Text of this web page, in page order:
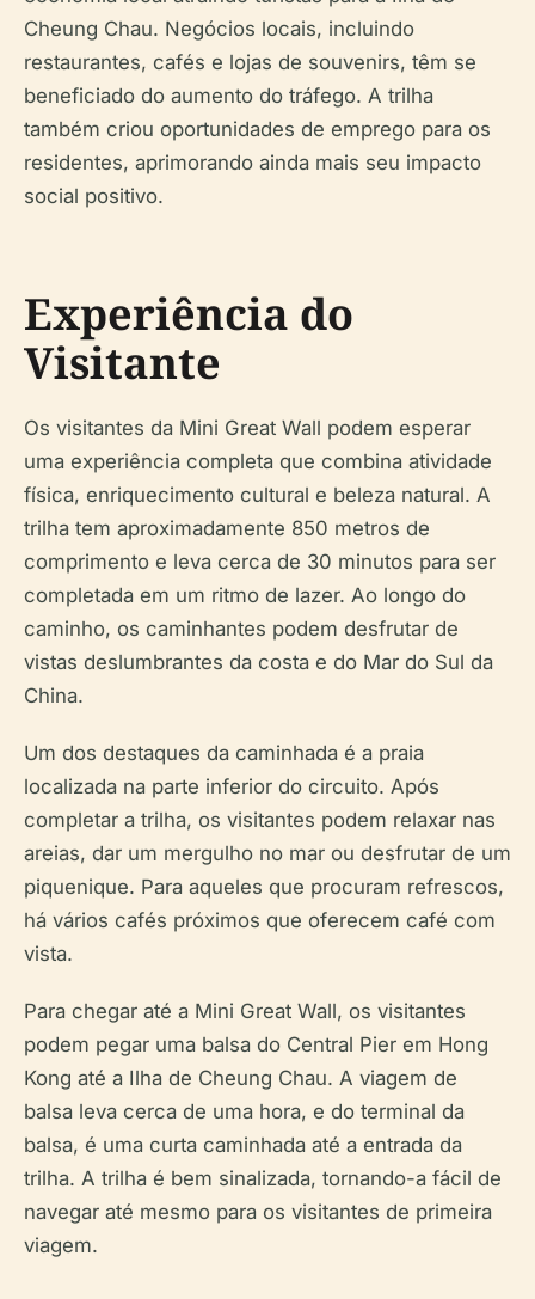
Cheung Chau. Negócios locais, incluindo
restaurantes, cafés e lojas de souvenirs, têm se
beneficiado do aumento do tráfego. A trilha
também criou oportunidades de emprego para os
residentes, aprimorando ainda mais seu impacto
social positivo.
Experiência do
Visitante
Os visitantes da Mini Great Wall podem esperar
uma experiência completa que combina atividade
física, enriquecimento cultural e beleza natural. A
trilha tem aproximadamente 850 metros de
comprimento e leva cerca de 30 minutos para ser
completada em um ritmo de lazer. Ao longo do
caminho, os caminhantes podem desfrutar de
vistas deslumbrantes da costa e do Mar do Sul da
China.
Um dos destaques da caminhada é a praia
localizada na parte inferior do circuito. Após
completar a trilha, os visitantes podem relaxar nas
areias, dar um mergulho no mar ou desfrutar de um
piquenique. Para aqueles que procuram refrescos,
há vários cafés próximos que oferecem café com
vista.
Para chegar até a Mini Great Wall, os visitantes
podem pegar uma balsa do Central Pier em Hong
Kong até a Ilha de Cheung Chau. A viagem de
balsa leva cerca de uma hora, e do terminal da
balsa, é uma curta caminhada até a entrada da
trilha. A trilha é bem sinalizada, tornando-a fácil de
navegar até mesmo para os visitantes de primeira
viagem.